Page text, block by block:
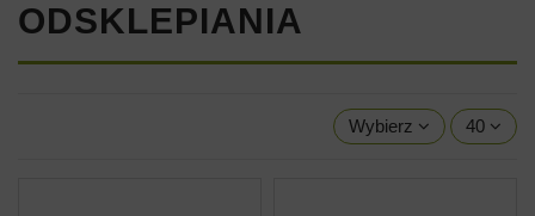
ODSKLEPIANIA
Wybierz 40